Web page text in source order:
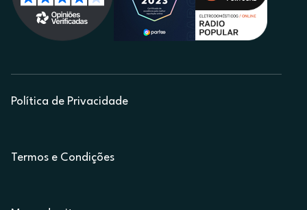
Política de Privacidade
Termos e Condições